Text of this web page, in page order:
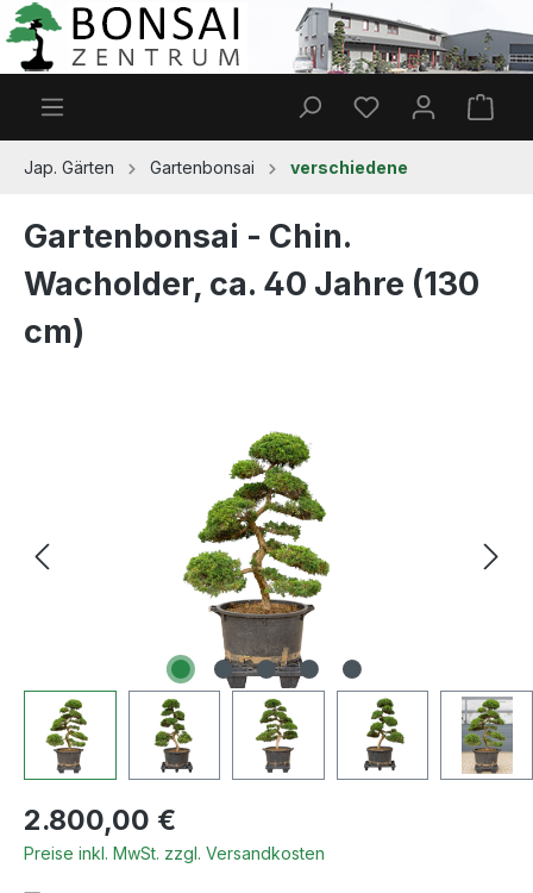
Zum Hauptinhalt springen
Du hast 0
Jap. Gärten Gartenbonsai verschiedene
Gartenbonsai - Chin.
Wacholder, ca. 40 Jahre (130
cm)
Regulärer Preis:
2.800,00 €
Preise inkl. MwSt. zzgl. Versandkosten